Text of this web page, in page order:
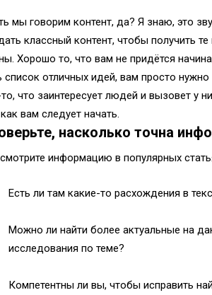
мы говорим контент, да? Я знаю, это
классный контент, чтобы получить
Хорошо то, что вам не придётся
список отличных идей, вам просто
что заинтересует людей и вызовет у
вам следует начать.
насколько точна
информацию в популярных
Есть ли там какие-то расхождения в
Можно ли найти более актуальные на
исследования по теме?
Компетентны ли вы, чтобы исправить